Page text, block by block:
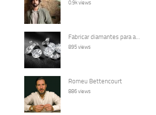
0.9k views
Fabricar diamantes para a...
895 views
Romeu Bettencourt
886 views